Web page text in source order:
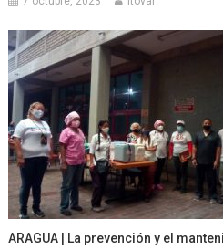
ARAGUA | La prevención y el